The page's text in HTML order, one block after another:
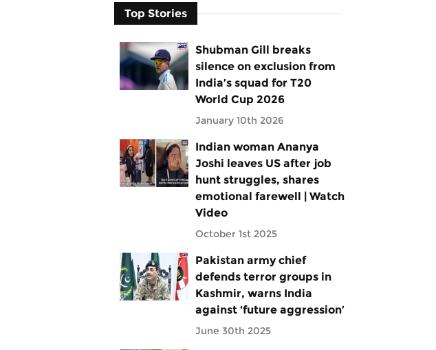
Top Stories
Shubman Gill breaks
silence on exclusion from
India’s squad for T20
World Cup 2026
January 10th 2026
Indian woman Ananya
Joshi leaves US after job
hunt struggles, shares
emotional farewell | Watch
Video
October 1st 2025
Pakistan army chief
defends terror groups in
Kashmir, warns India
against ‘future aggression’
June 30th 2025